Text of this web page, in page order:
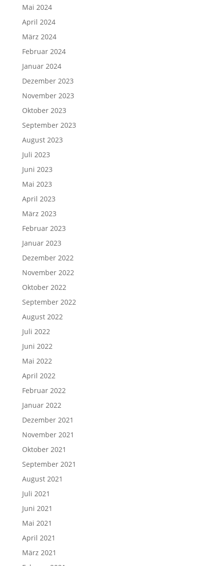
Mai 2024
April 2024
März 2024
Februar 2024
Januar 2024
Dezember 2023
November 2023
Oktober 2023
September 2023
August 2023
Juli 2023
Juni 2023
Mai 2023
April 2023
März 2023
Februar 2023
Januar 2023
Dezember 2022
November 2022
Oktober 2022
September 2022
August 2022
Juli 2022
Juni 2022
Mai 2022
April 2022
Februar 2022
Januar 2022
Dezember 2021
November 2021
Oktober 2021
September 2021
August 2021
Juli 2021
Juni 2021
Mai 2021
April 2021
März 2021